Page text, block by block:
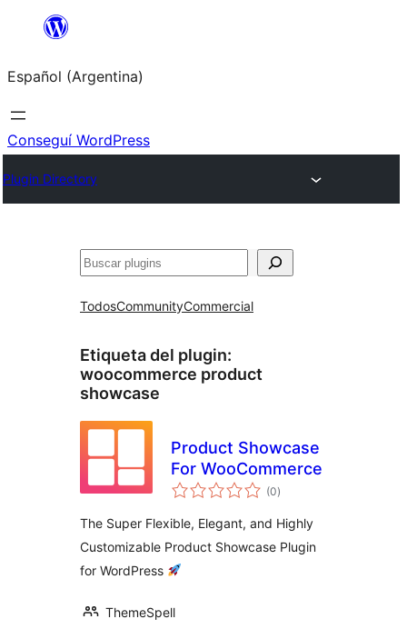
Saltar
contenido
Español (Argentina)
Conseguí WordPress
Plugin Directory
Buscar
TodosCommunityCommercial
Etiqueta del plugin:
woocommerce product
showcase
Product Showcase
For WooCommerce
(0total
de
)
The Super Flexible, Elegant, and Highly
Customizable Product Showcase Plugin
for WordPress
ThemeSpell